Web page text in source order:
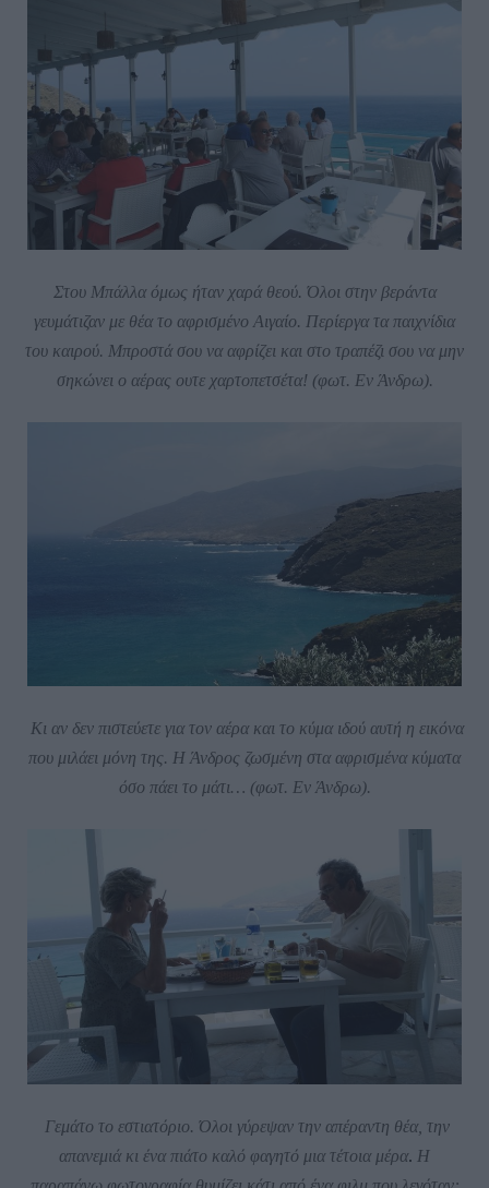
Στου Μπάλλα όμως ήταν χαρά θεού. Όλοι στην βεράντα
γευμάτιζαν με θέα το αφρισμένο Αιγαίο. Περίεργα τα παιχνίδια
του καιρού. Μπροστά σου να αφρίζει και στο τραπέζι σου να μην
σηκώνει ο αέρας ουτε χαρτοπετσέτα! (φωτ. Εν Άνδρω).
Κι αν δεν πιστεύετε για τον αέρα και το κύμα ιδού αυτή η εικόνα
που μιλάει μόνη της. Η Άνδρος ζωσμένη στα αφρισμένα κύματα
όσο πάει το μάτι… (φωτ. Εν Άνδρω).
Γεμάτο το εστιατόριο. Όλοι γύρεψαν την απέραντη θέα, την
απανεμιά κι ένα πιάτο καλό φαγητό μια τέτοια μέρα. Η